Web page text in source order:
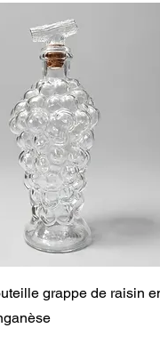
Aperçu rapide
grappe de raisin